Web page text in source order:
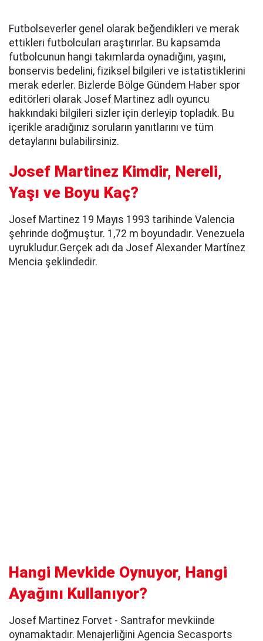
Futbolseverler genel olarak beğendikleri ve merak
ettikleri futbolcuları araştırırlar. Bu kapsamda
futbolcunun hangi takımlarda oynadığını, yaşını,
bonservis bedelini, fiziksel bilgileri ve istatistiklerini
merak ederler. Bizlerde Bölge Gündem Haber spor
editörleri olarak Josef Martinez adlı oyuncu
hakkındaki bilgileri sizler için derleyip topladık. Bu
içerikle aradığınız soruların yanıtlarını ve tüm
detaylarını bulabilirsiniz.
Josef Martinez Kimdir, Nereli,
Yaşı ve Boyu Kaç?
Josef Martinez 19 Mayıs 1993 tarihinde Valencia
şehrinde doğmuştur. 1,72 m boyundadır. Venezuela
uyrukludur.Gerçek adı da Josef Alexander Martínez
Mencia şeklindedir.
Hangi Mevkide Oynuyor, Hangi
Ayağını Kullanıyor?
Josef Martinez Forvet - Santrafor mevkiinde
oynamaktadır. Menajerliğini Agencia Secasports